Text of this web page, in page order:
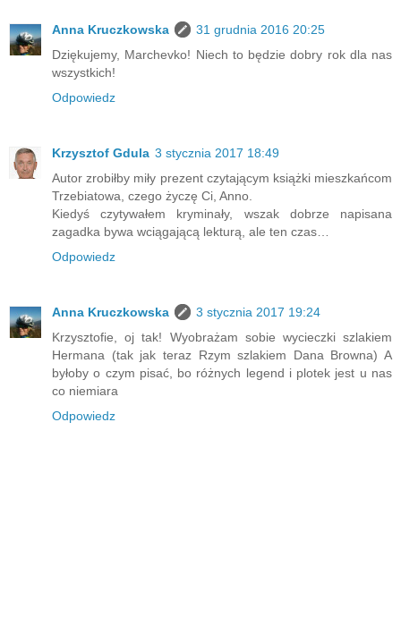
Anna Kruczkowska
31 grudnia 2016 20:25
Dziękujemy, Marchevko! Niech to będzie dobry rok dla nas
wszystkich!
Odpowiedz
Krzysztof Gdula 3 stycznia 2017 18:49
Autor zrobiłby miły prezent czytającym książki mieszkańcom
Trzebiatowa, czego życzę Ci, Anno.
Kiedyś czytywałem kryminały, wszak dobrze napisana
zagadka bywa wciągającą lekturą, ale ten czas…
Odpowiedz
Anna Kruczkowska
3 stycznia 2017 19:24
Krzysztofie, oj tak! Wyobrażam sobie wycieczki szlakiem
Hermana (tak jak teraz Rzym szlakiem Dana Browna) A
byłoby o czym pisać, bo różnych legend i plotek jest u nas
co niemiara
Odpowiedz